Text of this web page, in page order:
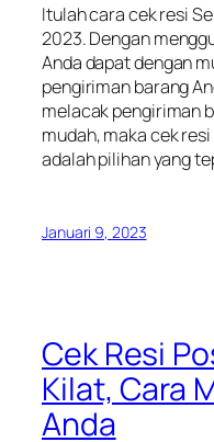
Itulah cara cek resi
2023. Dengan
Anda dapat dengan
pengiriman barang
melacak pengiriman
mudah, maka cek
adalah pilihan yang
Januari 9, 2023
Cek Resi
Kilat, Cara
Anda